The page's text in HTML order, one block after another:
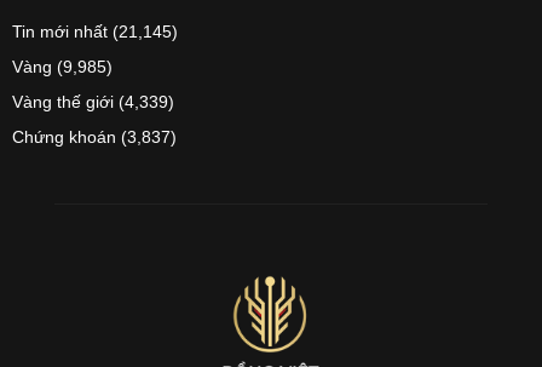
Tin mới nhất (21,145)
Vàng (9,985)
Vàng thế giới (4,339)
Chứng khoán (3,837)